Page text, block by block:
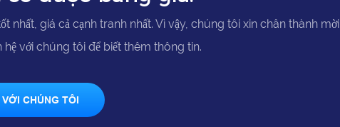
nhất, giá cả cạnh tranh nhất. Vì vậy, chúng tôi xin chân thành mời
với chúng tôi để biết thêm thông tin.
CHÚNG TÔI